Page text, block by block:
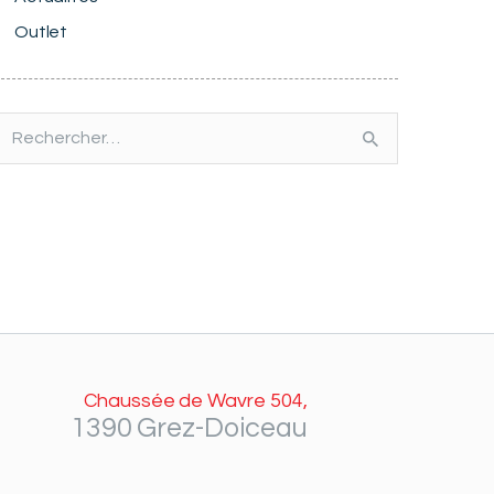
Outlet
Chaussée de Wavre 504,
1390 Grez-Doiceau